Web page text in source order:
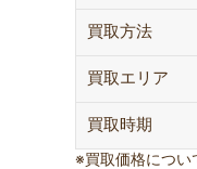
買取方法
買取エリア
買取時期
※買取価格につい